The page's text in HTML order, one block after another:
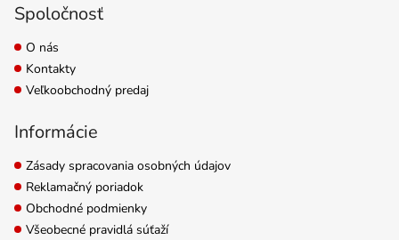
Spoločnosť
O nás
Kontakty
Veľkoobchodný predaj
Informácie
Zásady spracovania osobných údajov
Reklamačný poriadok
Obchodné podmienky
Všeobecné pravidlá súťaží